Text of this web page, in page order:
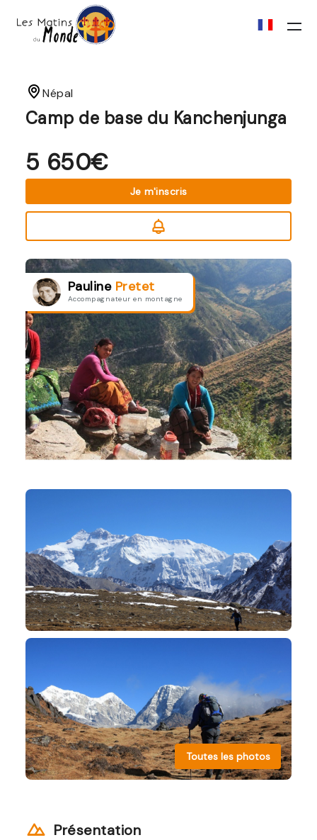
Népal
Camp de base du Kanchenjunga
5 650€
Je m'inscris
Pauline Pretet
Accompagnateur en montagne
Toutes les photos
Présentation